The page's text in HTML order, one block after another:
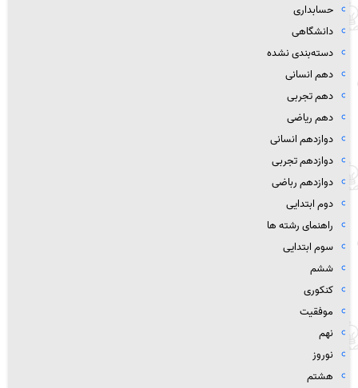
حسابداری
دانشگاهی
دسته‌بندی نشده
دهم انسانی
دهم تجربی
دهم ریاضی
دوازدهم انسانی
دوازدهم تجربی
دوازدهم رباضی
دوم ابتدایی
راهنمای رشته ها
سوم ابتدایی
ششم
کنکوری
موفقیت
نهم
نوروز
هشتم